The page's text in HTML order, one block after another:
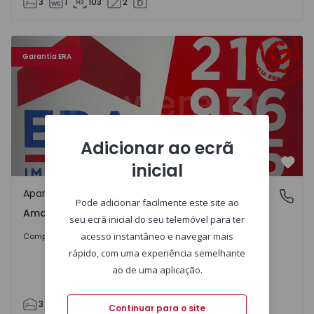
Garantia ERA
Apartamento T3 Amadora, Amadora - 1567837 - 1
Amadora, Amadora
Apartamento
Amadora, Amadora
Comprar 325.000 €
3 92 3
Adicionar ao ecrã
inicial
Pode adicionar facilmente este site ao
seu ecrã inicial do seu telemóvel para ter
acesso instantâneo e navegar mais
rápido, com uma experiência semelhante
ao de uma aplicação.
Continuar para o site